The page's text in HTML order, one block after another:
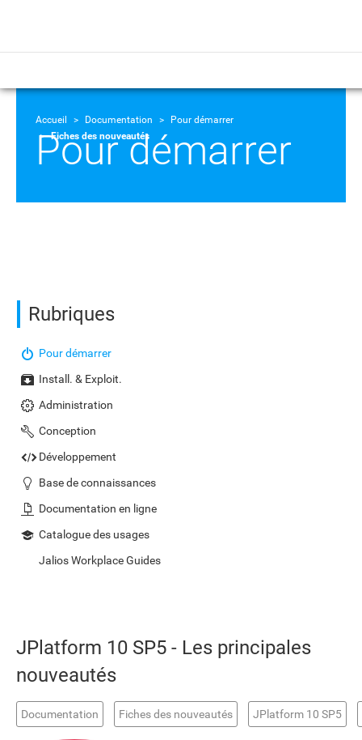
Accueil Documentation
Pour démarrer
Fiches des nouveautés
Pour démarrer
Rubriques
Pour démarrer
Install. & Exploit.
Administration
Conception
Développement
Base de connaissances
Documentation en ligne
Catalogue des usages
Jalios Workplace Guides
JPlatform 10 SP5 - Les principales
nouveautés
Documentation Fiches des nouveautés JPlatform 10 SP5